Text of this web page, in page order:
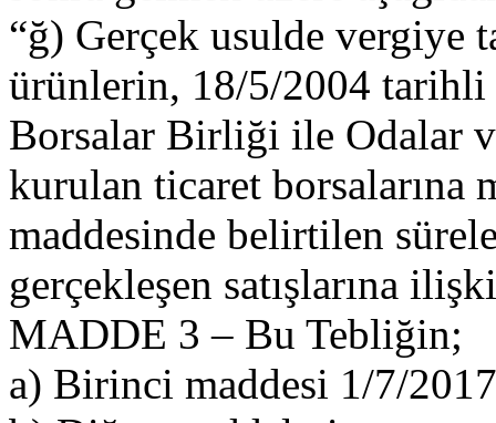
“ğ) Gerçek usulde vergiye
ürünlerin, 18/5/2004 tarihli
Borsalar Birliği ile Odalar
kurulan ticaret borsalarına
maddesinde belirtilen
gerçekleşen satışlarına
MADDE 3 – Bu Tebliğin;
a) Birinci maddesi 1/7/